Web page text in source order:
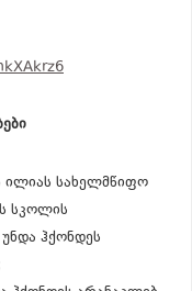
ილიას სახელმწიფო
სკოლის
ჰქონდეს